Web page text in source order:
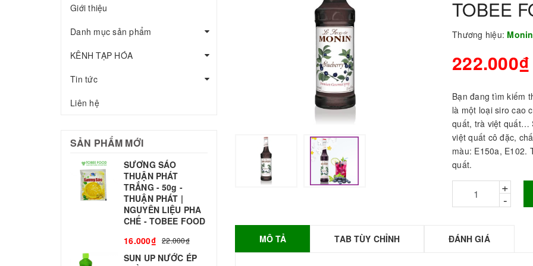
TOBEE
Thương hiệu:
222.000₫
Bạn đang tìm kiếm
là một loại siro cao
quất, trà việt quất…
việt quất cô đặc,
màu: E150a, E102.
quất.
+
-
MÔ TẢ TAB TÙY CHỈNH ĐÁNH GIÁ
Giới thiệu
Danh mục sản phẩm
KÊNH TẠP HÓA
Tin tức
Liên hệ
SẢN PHẨM MỚI
SƯƠNG SÁO
THUẬN PHÁT
TRẮNG - 50g -
THUẬN PHÁT |
NGUYÊN LIỆU PHA
CHẾ - TOBEE FOOD
16.000₫ 22.000₫
SUN UP NƯỚC ÉP
BỘT SỮA TOBEE
THANH VỊ - 300g -
TOBEE FOOD | Bột
30.000₫